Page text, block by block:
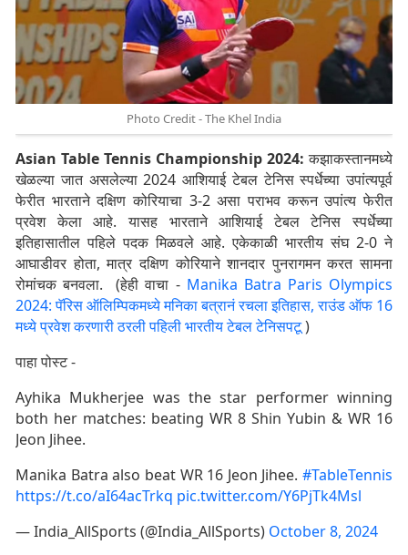
Photo Credit - The Khel India
Asian Table Tennis Championship 2024:कझाकस्तानमध्ये
खेळल्या जात असलेल्या 2024 आशियाई टेबल टेनिस स्पर्धेच्या उपांत्यपूर्व
फेरीत भारताने दक्षिण कोरियाचा 3-2 असा पराभव करून उपांत्य फेरीत
प्रवेश केला आहे. यासह भारताने आशियाई टेबल टेनिस स्पर्धेच्या
इतिहासातील पहिले पदक मिळवले आहे. एकेकाळी भारतीय संघ 2-0 ने
आघाडीवर होता, मात्र दक्षिण कोरियाने शानदार पुनरागमन करत सामना
रोमांचक बनवला. (हेही वाचा - Manika Batra Paris Olympics
2024: पॅरिस ऑलिम्पिकमध्ये मनिका बत्रानं रचला इतिहास, राउंड ऑफ 16
मध्ये प्रवेश करणारी ठरली पहिली भारतीय टेबल टेनिसपटू)
पाहा पोस्ट -
Ayhika Mukherjee was the star performer winning
both her matches: beating WR 8 Shin Yubin & WR 16
Jeon Jihee.
Manika Batra also beat WR 16 Jeon Jihee. #TableTennis
https://t.co/aI64acTrkq pic.twitter.com/Y6PjTk4Msl
— India_AllSports (@India_AllSports) October 8, 2024